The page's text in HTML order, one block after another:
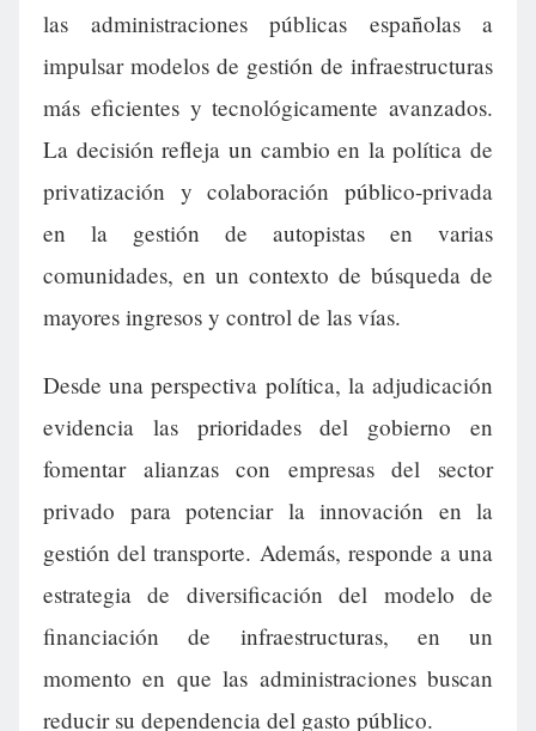
las administraciones públicas españolas a
impulsar modelos de gestión de infraestructuras
más eficientes y tecnológicamente avanzados.
La decisión refleja un cambio en la política de
privatización y colaboración público-privada
en la gestión de autopistas en varias
comunidades, en un contexto de búsqueda de
mayores ingresos y control de las vías.
Desde una perspectiva política, la adjudicación
evidencia las prioridades del gobierno en
fomentar alianzas con empresas del sector
privado para potenciar la innovación en la
gestión del transporte. Además, responde a una
estrategia de diversificación del modelo de
financiación de infraestructuras, en un
momento en que las administraciones buscan
reducir su dependencia del gasto público.